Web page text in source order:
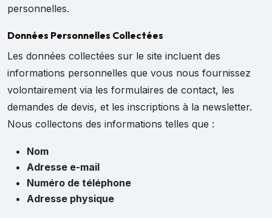
personnelles.
Données Personnelles Collectées
Les données collectées sur le site incluent des
informations personnelles que vous nous fournissez
volontairement via les formulaires de contact, les
demandes de devis, et les inscriptions à la newsletter.
Nous collectons des informations telles que :
Nom
Adresse e-mail
Numéro de téléphone
Adresse physique